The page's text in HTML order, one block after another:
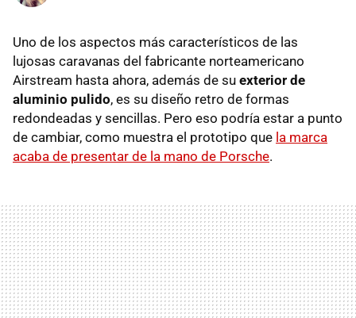
Uno de los aspectos más característicos de las
lujosas caravanas del fabricante norteamericano
Airstream hasta ahora, además de su exterior de
aluminio pulido, es su diseño retro de formas
redondeadas y sencillas. Pero eso podría estar a punto
de cambiar, como muestra el prototipo que la marca
acaba de presentar de la mano de Porsche.